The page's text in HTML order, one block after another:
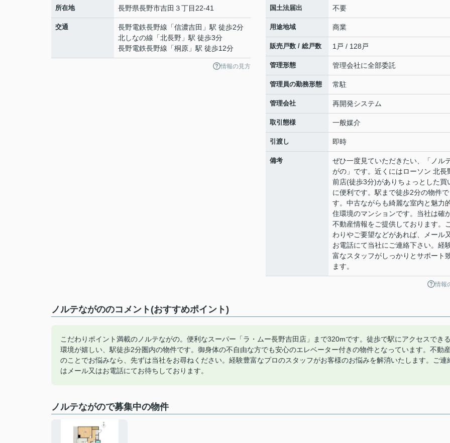
所在地 長野県長野市吉田 ３丁目22-41
交通 長野電鉄長野線 「信濃吉田 」駅 徒歩2分
北しなの線 「北長野 」駅 徒歩3分
長野電鉄長野線 「桐原 」駅 徒歩12分
情報の見方
国土法届出 不要
用途地域 商業
販売戸数 / 総戸数 1戸 / 128戸
管理形態 管理会社に全部委託
管理員の勤務形態 常駐
管理会社 再開発システム
取引態様 一般媒介
引渡し 即時
備考
ぜひ一度見ていただきたい、「ノル
がの」です。近くにはローソン 北長
前店(徒歩3分)がありちょっとした買
に便利です。駅まで徒歩2分の物件で
す。中古ながらも綺麗な室内と魅力
住環境のマンションです。当社は確
不動産情報をご提供しております。
わりやご要望などがあれば、メール
お電話にて当社にご連絡下さい。経
富なスタッフがしっかりとサポート
ます。
情報
ノルテながののコメント(おすすめポイント)
こだわりポイント満載のノルテながの。便利なスーパー「ラ・ムー長野吉田店」まで320mです。徒歩で駅にアクセスできる
環境が嬉しい、駅徒歩2分圏内の物件です。御身体の不自由な方でも安心のエレベーター付きの物件となっています。不動
のことでお悩みなら、先ずは当社をお尋ねください。経験豊富なプロのスタッフがお客様のお悩みを解消いたします。ご連
はメール又はお電話にてお待ちしております。
ノルテながので募集中の物件